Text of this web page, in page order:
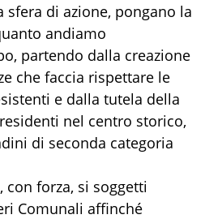
di azione, pongano la
andiamo
partendo dalla creazione
che faccia rispettare le
e dalla tutela della
nel centro storico,
di seconda categoria
con forza, si soggetti
Comunali affinché